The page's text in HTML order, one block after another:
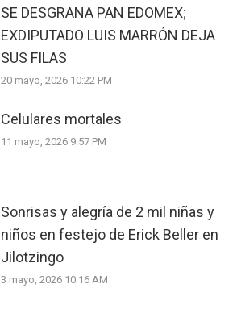
SE DESGRANA PAN EDOMEX;
EXDIPUTADO LUIS MARRÓN DEJA
SUS FILAS
20 mayo, 2026 10:22 PM
Celulares mortales
11 mayo, 2026 9:57 PM
Sonrisas y alegría de 2 mil niñas y
niños en festejo de Erick Beller en
Jilotzingo
3 mayo, 2026 10:16 AM